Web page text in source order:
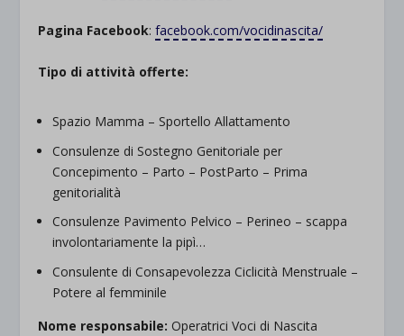
Pagina Facebook:facebook.com/vocidinascita/
Tipo di attività offerte:
Spazio Mamma – Sportello Allattamento
Consulenze di Sostegno Genitoriale per
Concepimento – Parto – PostParto – Prima
genitorialità
Consulenze Pavimento Pelvico – Perineo – scappa
involontariamente la pipì…
Consulente di Consapevolezza Ciclicità Menstruale –
Potere al femminile
Nome responsabile: Operatrici Voci di Nascita